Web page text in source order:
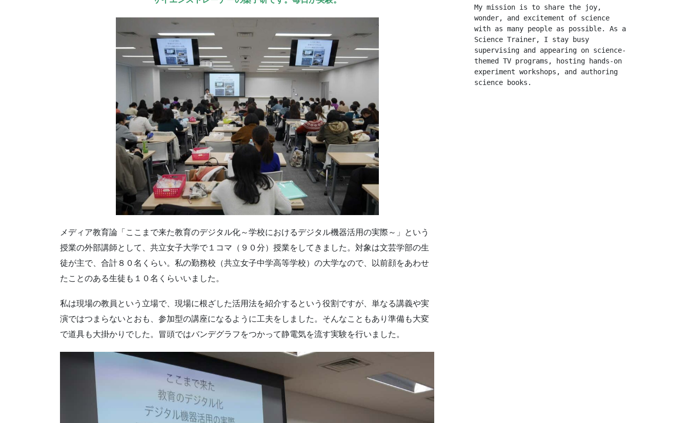
メディア教育論「ここまで来た教育のデジタル化～学校におけるデジタル機器活用の実際～」という
授業の外部講師として、共立女子大学で１コマ（９０分）授業をしてきました。対象は文芸学部の生
徒が主で、合計８０名くらい。私の勤務校（共立女子中学高等学校）の大学なので、以前顔をあわせ
たことのある生徒も１０名くらいいました。
私は現場の教員という立場で、現場に根ざした活用法を紹介するという役割ですが、単なる講義や実
演ではつまらないとおも、参加型の講座になるように工夫をしました。そんなこともあり準備も大変
で道具も大掛かりでした。冒頭ではバンデグラフをつかって静電気を流す実験を行いました。
My mission is to share the joy,
wonder, and excitement of science
with as many people as possible. As a
Science Trainer, I stay busy
supervising and appearing on science-
themed TV programs, hosting hands-on
experiment workshops, and authoring
science books.